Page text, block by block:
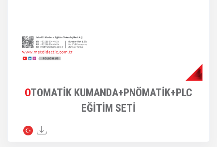
OTOMATİK KUMANDA+PNÖMATİK+PLC
EĞİTİM SETİ